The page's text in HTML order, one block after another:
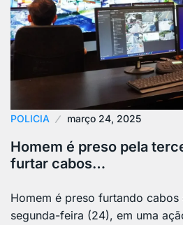
POLICIA março 24, 2025
Homem é preso pela
furtar cabos…
Homem é preso furtando cabos
segunda-feira (24), em uma